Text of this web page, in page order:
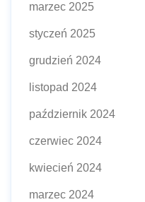
marzec 2025
styczeń 2025
grudzień 2024
listopad 2024
październik 2024
czerwiec 2024
kwiecień 2024
marzec 2024